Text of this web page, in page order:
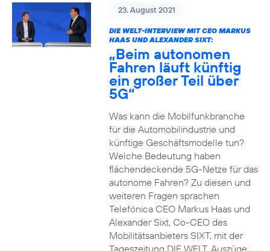
23. August 2021
DIE WELT-INTERVIEW MIT CEO MARKUS
HAAS UND ALEXANDER SIXT:
„Beim autonomen
Fahren läuft künftig
ein großer Teil über
5G“
Was kann die Mobilfunkbranche
für die Automobilindustrie und
künftige Geschäftsmodelle tun?
Welche Bedeutung haben
flächendeckende 5G-Netze für das
autonome Fahren? Zu diesen und
weiteren Fragen sprachen
Telefónica CEO Markus Haas und
Alexander Sixt, Co-CEO des
Mobilitätsanbieters SIXT, mit der
Tageszeitung DIE WELT. Auszüge